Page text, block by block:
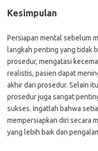
Kesimpulan
Persiapan mental sebelum
langkah penting yang tidak
prosedur, mengatasi
realistis, pasien dapat
akhir dari prosedur. Selain
prosedur juga sangat
sukses. Ingatlah bahwa
mempersiapkan diri secara
yang lebih baik dan